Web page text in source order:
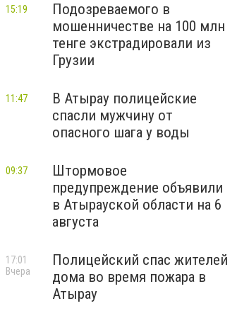
Подозреваемого в
мошенничестве на 100 млн
тенге экстрадировали из
Грузии
15:19
В Атырау полицейские
спасли мужчину от
опасного шага у воды
11:47
Штормовое
предупреждение объявили
в Атырауской области на 6
августа
09:37
Полицейский спас жителей
дома во время пожара в
Атырау
17:01
Вчера